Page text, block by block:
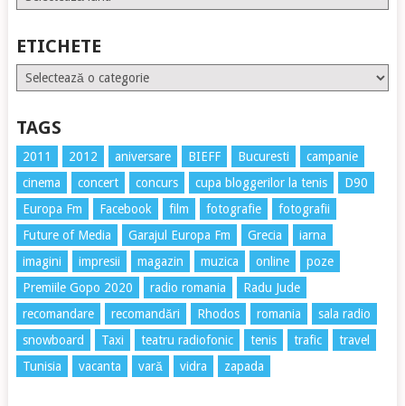
ETICHETE
Etichete
TAGS
2011 2012 aniversare BIEFF Bucuresti
campanie
cinema
concert concurs cupa bloggerilor la tenis
D90
Europa Fm
Facebook film fotografie
fotografii
Future of Media
Garajul Europa Fm Grecia
iarna
imagini
impresii magazin muzica online
poze
Premiile Gopo 2020
radio romania
Radu Jude
recomandare
recomandări Rhodos romania
sala radio
snowboard
Taxi teatru radiofonic tenis trafic
travel
Tunisia
vacanta vară vidra zapada